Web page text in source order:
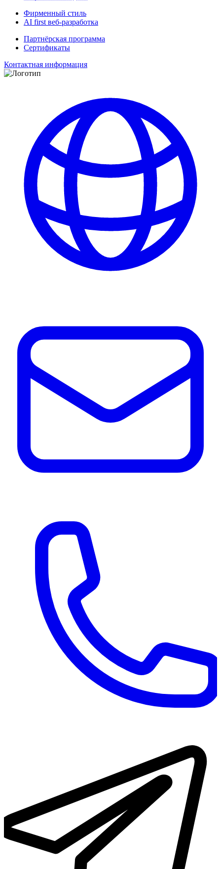
Фирменный стиль
AI first веб-разработка
Партнёрская программа
Сертификаты
Контактная информация